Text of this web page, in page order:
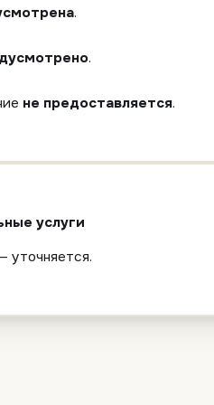
.
.
не предоставляется.
услуги
уточняется.